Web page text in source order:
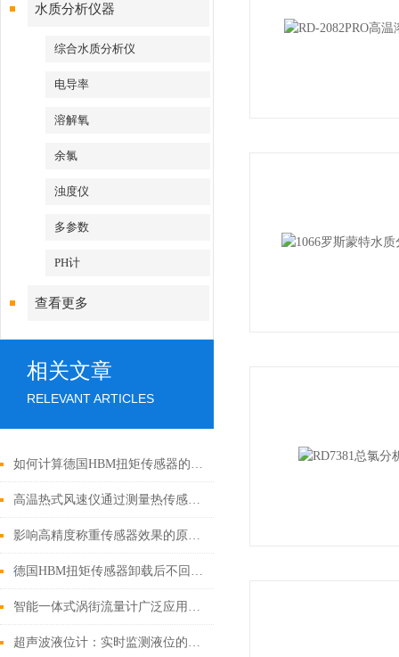
水质分析仪器
综合水质分析仪
电导率
溶解氧
余氯
浊度仪
多参数
PH计
查看更多
相关文章
RELEVANT ARTICLES
如何计算德国HBM扭矩传感器的量程？
高温热式风速仪通过测量热传感器与环境之间的温差来计算风速
影响高精度称重传感器效果的原因有哪些?
德国HBM扭矩传感器卸载后不回零的原因
智能一体式涡街流量计广泛应用于工业控制和流程监测领域
超声波液位计：实时监测液位的可靠工具